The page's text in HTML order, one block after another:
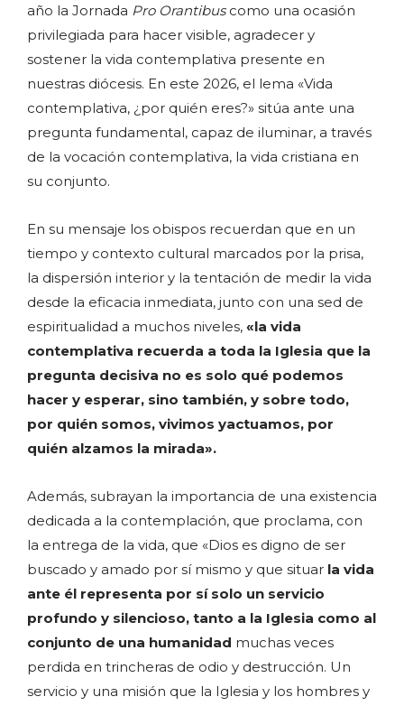
año la Jornada Pro Orantibuscomo una ocasión
privilegiada para hacer visible, agradecer y
sostener la vida contemplativa presente en
nuestras diócesis. En este 2026, el lema «Vida
contemplativa, ¿por quién eres?» sitúa ante una
pregunta fundamental, capaz de iluminar, a través
de la vocación contemplativa, la vida cristiana en
su conjunto.
En su mensaje los obispos recuerdan que en un
tiempo y contexto cultural marcados por la prisa,
la dispersión interior y la tentación de medir la vida
desde la eficacia inmediata, junto con una sed de
espiritualidad a muchos niveles, «la vida
contemplativa recuerda a toda la Iglesia que la
pregunta decisiva no es solo qué podemos
hacer y esperar, sino también, y sobre todo,
por quién somos, vivimos yactuamos, por
quién alzamos la mirada».
Además, subrayan la importancia de una existencia
dedicada a la contemplación, que proclama, con
la entrega de la vida, que «Dios es digno de ser
buscado y amado por sí mismo y que situar la vida
ante él representa por sí solo un servicio
profundo y silencioso, tanto a la Iglesia como al
conjunto de una humanidad muchas veces
perdida en trincheras de odio y destrucción. Un
servicio y una misión que la Iglesia y los hombres y